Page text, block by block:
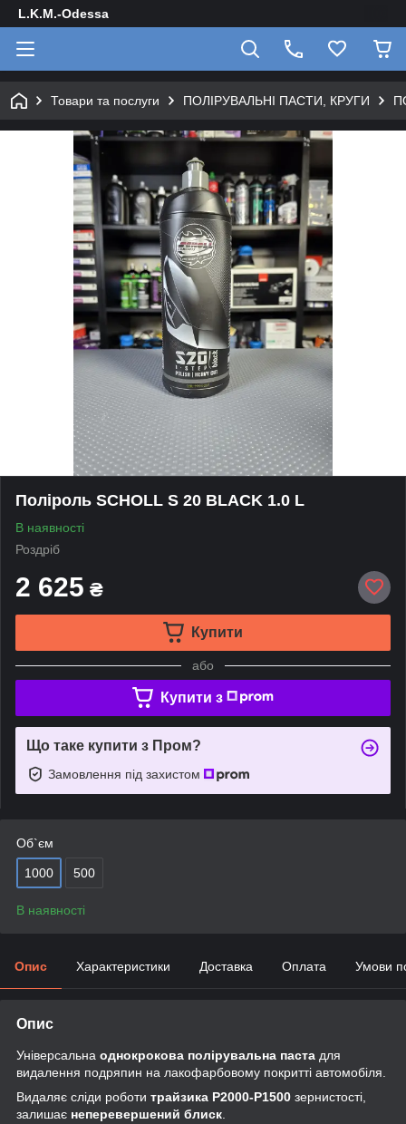
L.K.M.-Odessa
Товари та послуги ПОЛІРУВАЛЬНІ ПАСТИ, КРУГИ
Поліроль SCHOLL S 20 BLACK 1.0 L
В наявності
Роздріб
2 625 ₴
Купити
або
Купити з
Що таке купити з Пром?
Замовлення під захистом
Об`єм
1000 500
В наявності
Опис Характеристики Доставка Оплата Умови
Опис
Універсальна однокрокова полірувальна паста для
видалення подряпин на лакофарбовому покритті автомобіля.
Видаляє сліди роботи трайзика Р2000-Р1500 зернистості,
залишає неперевершений блиск